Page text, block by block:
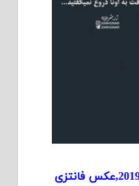
عکسهای فانتزی دخترانه 2019,عکس فانتزی